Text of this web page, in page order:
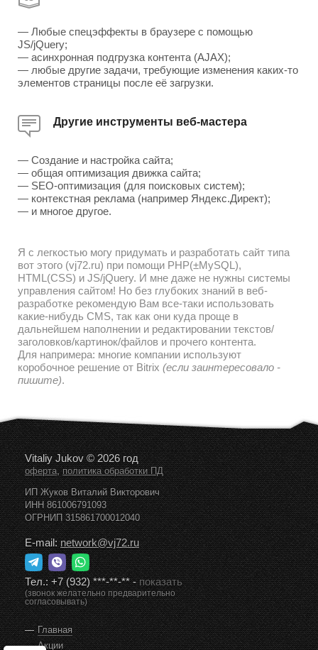
— Любые спецэффекты в браузере с помощью
JS/jQuery;
— асинхронная подгрузка контента (AJAX);
— любые другие задачи, требующие изменения каких-то
элементов страницы после её загрузки.
Другие инструменты веб-мастера
— Создание и настройка сайта;
— общая оптимизация движка сайта;
— SEO-оптимизация (для поисковых систем);
— контекстная реклама (например Яндекс.Директ);
— и многое другое.
Я с легкостью могу придумать и разработать сайт типа
вот этого (vj72.ru) при помощи PHP(±MySQL),
HTML(CSS) и JS/jQuery. И мне даже не нужны системы
управления сайтом! Но без глубоких знаний в веб-
разработке рекомендую Вам все-таки использовать
какие-нибудь CMS, так как они куда проще в
дальнейшем наполнении и редактировании текстов/
заголовков/картинок/файлов и прочего контента.
Для напримера: многие компании используют
коробочное решение от Bitrix (если заинтересовало -
пишите).
Vitaliy Jukov © 2026 год
оферта,политика обработки ПД
ИП Жуков Виталий Викторович
ИНН 861006791093
ОГРНИП 315861700012040
E-mail:network@vj72.ru
Тел.:+7 (932) ***-**-**-показать
(звонок желательно предварительно
согласовывать)
Главная
Акции